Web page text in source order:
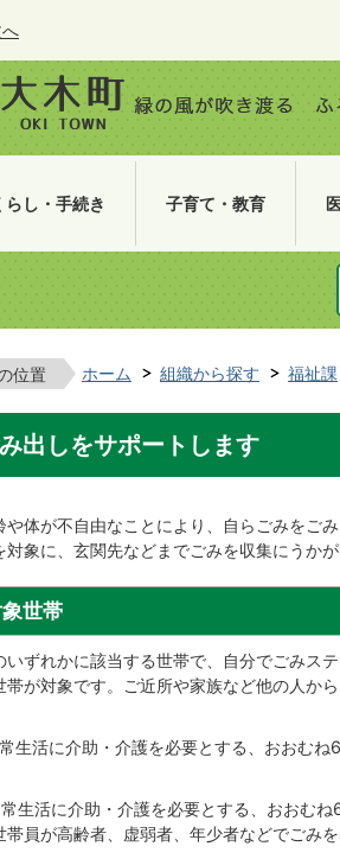
らし・手続き 子育て・教育
位置 ホーム 組織から探す 福祉課
出しをサポートします
体が不自由なことにより、自らごみをご
対象に、玄関先などまでごみを収集にうか
世帯
ずれかに該当する世帯で、自分でごみス
帯が対象です。ご近所や家族など他の人か
生活に介助・介護を必要とする、おおむ
生活に介助・介護を必要とする、おおむ
帯員が高齢者、虚弱者、年少者などでごみ